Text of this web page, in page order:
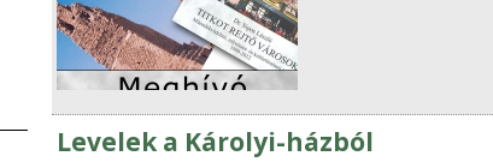
Levelek a Károlyi-házból